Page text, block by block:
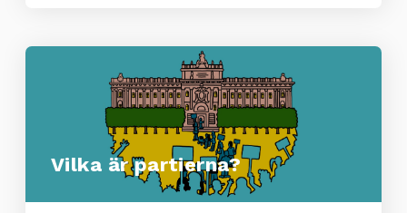
Vilka är partierna?